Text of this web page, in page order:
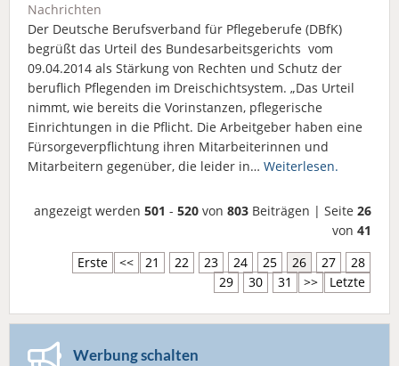
Nachrichten
Der Deutsche Berufsverband für Pflegeberufe (DBfK)
begrüßt das Urteil des Bundesarbeitsgerichts vom
09.04.2014 als Stärkung von Rechten und Schutz der
beruflich Pflegenden im Dreischichtsystem. „Das Urteil
nimmt, wie bereits die Vorinstanzen, pflegerische
Einrichtungen in die Pflicht. Die Arbeitgeber haben eine
Fürsorgeverpflichtung ihren Mitarbeiterinnen und
Mitarbeitern gegenüber, die leider in… Weiterlesen.
angezeigt werden 501 - 520 von 803 Beiträgen | Seite 26
von 41
Erste
<< 21 22 23 24 25 26 27
28
29
30 31 >> Letzte
Werbung schalten